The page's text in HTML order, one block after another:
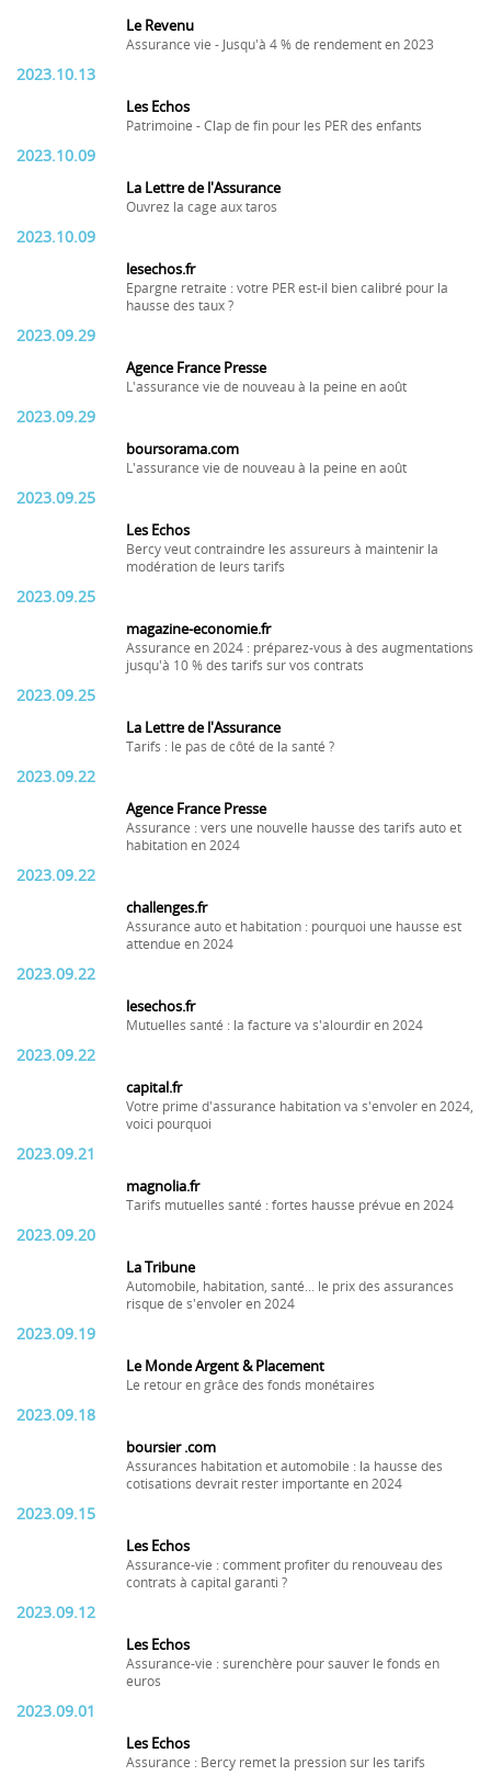
Le Revenu
Assurance vie - Jusqu'à 4 % de rendement en 2023
2023.10.13
Les Echos
Patrimoine - Clap de fin pour les PER des enfants
2023.10.09
La Lettre de l'Assurance
Ouvrez la cage aux taros
2023.10.09
lesechos.fr
Epargne retraite : votre PER est-il bien calibré pour la
hausse des taux ?
2023.09.29
Agence France Presse
L'assurance vie de nouveau à la peine en août
2023.09.29
boursorama.com
L'assurance vie de nouveau à la peine en août
2023.09.25
Les Echos
Bercy veut contraindre les assureurs à maintenir la
modération de leurs tarifs
2023.09.25
magazine-economie.fr
Assurance en 2024 : préparez-vous à des augmentations
jusqu'à 10 % des tarifs sur vos contrats
2023.09.25
La Lettre de l'Assurance
Tarifs : le pas de côté de la santé ?
2023.09.22
Agence France Presse
Assurance : vers une nouvelle hausse des tarifs auto et
habitation en 2024
2023.09.22
challenges.fr
Assurance auto et habitation : pourquoi une hausse est
attendue en 2024
2023.09.22
lesechos.fr
Mutuelles santé : la facture va s'alourdir en 2024
2023.09.22
capital.fr
Votre prime d'assurance habitation va s'envoler en 2024,
voici pourquoi
2023.09.21
magnolia.fr
Tarifs mutuelles santé : fortes hausse prévue en 2024
2023.09.20
La Tribune
Automobile, habitation, santé... le prix des assurances
risque de s'envoler en 2024
2023.09.19
Le Monde Argent & Placement
Le retour en grâce des fonds monétaires
2023.09.18
boursier .com
Assurances habitation et automobile : la hausse des
cotisations devrait rester importante en 2024
2023.09.15
Les Echos
Assurance-vie : comment profiter du renouveau des
contrats à capital garanti ?
2023.09.12
Les Echos
Assurance-vie : surenchère pour sauver le fonds en
euros
2023.09.01
Les Echos
Assurance : Bercy remet la pression sur les tarifs